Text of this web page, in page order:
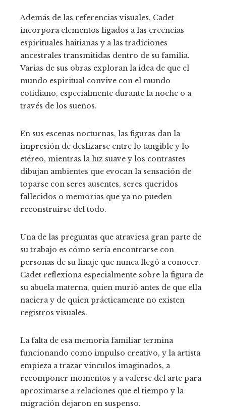
Además de las referencias visuales, Cadet
incorpora elementos ligados a las creencias
espirituales haitianas y a las tradiciones
ancestrales transmitidas dentro de su familia.
Varias de sus obras exploran la idea de que el
mundo espiritual convive con el mundo
cotidiano, especialmente durante la noche o a
través de los sueños.
En sus escenas nocturnas, las figuras dan la
impresión de deslizarse entre lo tangible y lo
etéreo, mientras la luz suave y los contrastes
dibujan ambientes que evocan la sensación de
toparse con seres ausentes, seres queridos
fallecidos o memorias que ya no pueden
reconstruirse del todo.
Una de las preguntas que atraviesa gran parte de
su trabajo es cómo sería encontrarse con
personas de su linaje que nunca llegó a conocer.
Cadet reflexiona especialmente sobre la figura de
su abuela materna, quien murió antes de que ella
naciera y de quien prácticamente no existen
registros visuales.
La falta de esa memoria familiar termina
funcionando como impulso creativo, y la artista
empieza a trazar vínculos imaginados, a
recomponer momentos y a valerse del arte para
aproximarse a relaciones que el tiempo y la
migración dejaron en suspenso.